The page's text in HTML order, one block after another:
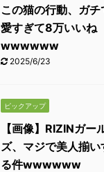
この猫の行動、ガチ
愛すぎて8万いいね
wwwwww
2025/6/23
ピックアップ
【画像】RIZINガー
ズ、マジで美人揃い
る件wwwwww